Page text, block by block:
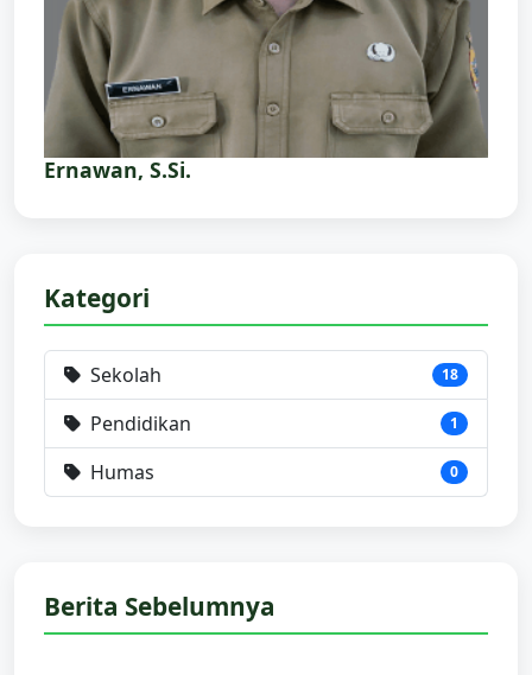
Ernawan, S.Si.
Kategori
Sekolah 18
Pendidikan 1
Humas 0
Berita Sebelumnya